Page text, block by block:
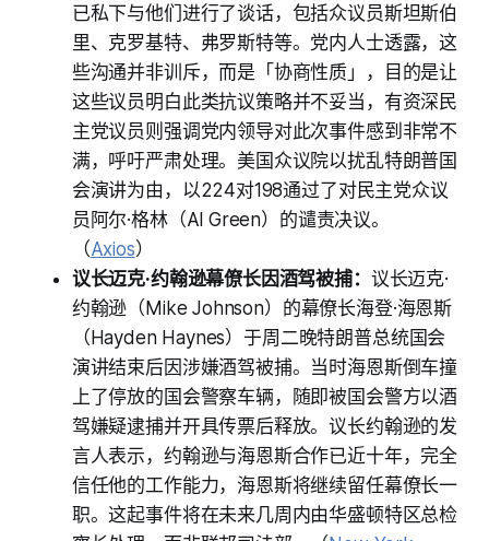
已私下与他们进行了谈话，包括众议员斯坦斯伯
里、克罗基特、弗罗斯特等。党内人士透露，这
些沟通并非训斥，而是「协商性质」，目的是让
这些议员明白此类抗议策略并不妥当，有资深民
主党议员则强调党内领导对此次事件感到非常不
满，呼吁严肃处理。美国众议院以扰乱特朗普国
会演讲为由，以224对198通过了对民主党众议
员阿尔·格林（Al Green）的谴责决议。
（Axios）
议长迈克·约翰逊幕僚长因酒驾被捕： 议长迈克·
约翰逊（Mike Johnson）的幕僚长海登·海恩斯
（Hayden Haynes）于周二晚特朗普总统国会
演讲结束后因涉嫌酒驾被捕。当时海恩斯倒车撞
上了停放的国会警察车辆，随即被国会警方以酒
驾嫌疑逮捕并开具传票后释放。议长约翰逊的发
言人表示，约翰逊与海恩斯合作已近十年，完全
信任他的工作能力，海恩斯将继续留任幕僚长一
职。这起事件将在未来几周内由华盛顿特区总检